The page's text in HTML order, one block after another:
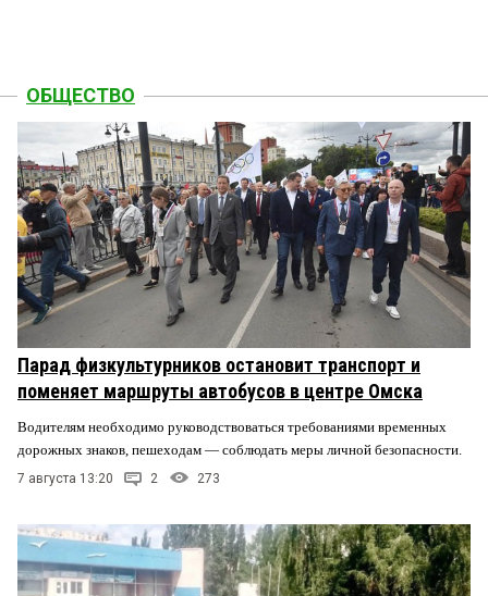
ОБЩЕСТВО
Парад физкультурников остановит транспорт и
поменяет маршруты автобусов в центре Омска
Водителям необходимо руководствоваться требованиями временных
дорожных знаков, пешеходам — соблюдать меры личной безопасности.
7 августа 13:20 2 273